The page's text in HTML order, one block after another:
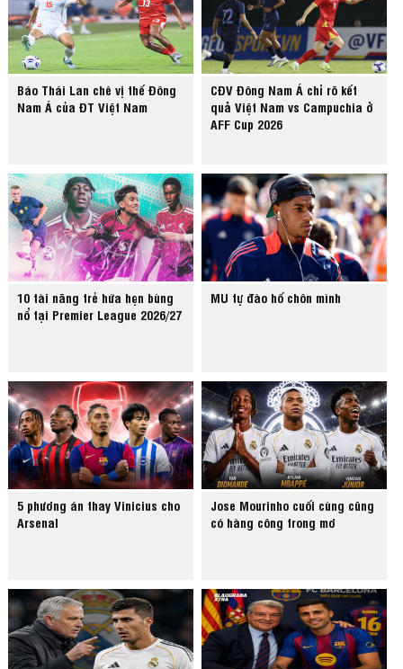
Báo Thái Lan chê vị thế Đông
Nam Á của ĐT Việt Nam
CĐV Đông Nam Á chỉ rõ kết
quả Việt Nam vs Campuchia ở
AFF Cup 2026
10 tài năng trẻ hứa hẹn bùng
nổ tại Premier League 2026/27
MU tự đào hố chôn mình
5 phương án thay Vinicius cho
Arsenal
Jose Mourinho cuối cùng cũng
có hàng công trong mơ